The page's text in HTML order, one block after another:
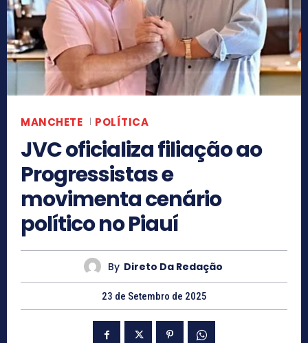
MANCHETE POLÍTICA
JVC oficializa filiação ao
Progressistas e
movimenta cenário
político no Piauí
By Direto Da Redação
23 de Setembro de 2025